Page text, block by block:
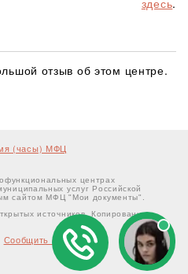
здесь.
отзыв об этом центре.
(часы) МФЦ
центрах
услуг Российской
сайтом МФЦ "Мои документы".
источников. Копирование
Сообщить об ошибке